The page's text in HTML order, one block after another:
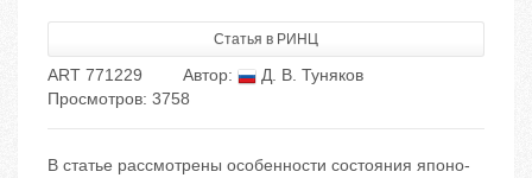
Статья в РИНЦ
ART 771229 Автор:
Д. В. Туняков
Просмотров: 3758
В статье рассмотрены особенности состояния японо-